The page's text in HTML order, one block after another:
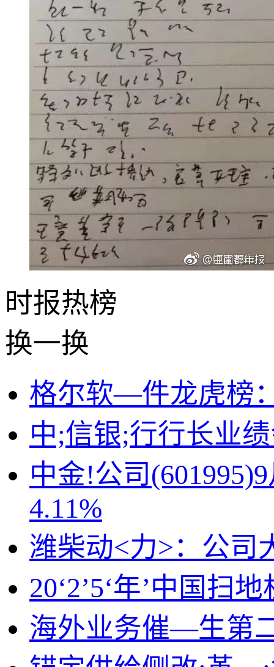
时报热榜
换一换
格尔软—件龙虎榜
中;信银;行行长业
中金!公司
4.11%
潍柴动<力>：公司
20‘2’5‘年’中国扫
海外业务催—生第